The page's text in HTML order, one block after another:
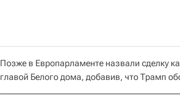
Позже в Европарламенте назвали сделку
главой Белого дома, добавив, что Трамп